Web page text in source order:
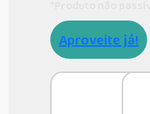
Aproveite já!